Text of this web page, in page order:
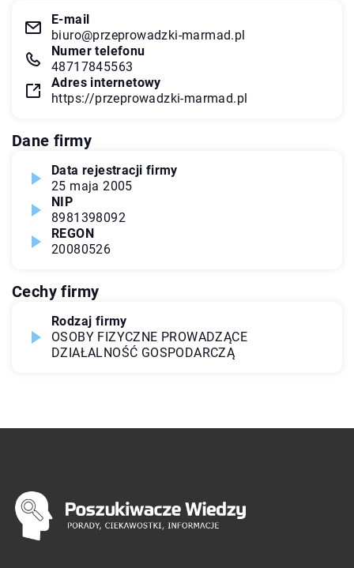
E-mail
biuro@przeprowadzki-marmad.pl
Numer telefonu
48717845563
Adres internetowy
https://przeprowadzki-marmad.pl
Dane firmy
Data rejestracji firmy
25 maja 2005
NIP
8981398092
REGON
20080526
Cechy firmy
Rodzaj firmy
OSOBY FIZYCZNE PROWADZĄCE
DZIAŁALNOŚĆ GOSPODARCZĄ